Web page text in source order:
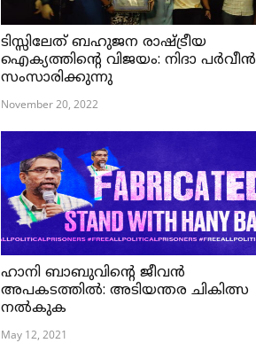
ടിസ്സിലേത് ബഹുജന രാഷ്ട്രീയ
ഐക്യത്തിന്റെ വിജയം: നിദാ പർവീൻ
സംസാരിക്കുന്നു
November 20, 2022
ഹാനി ബാബുവിന്റെ ജീവൻ
അപകടത്തിൽ: അടിയന്തര ചികിത്സ
നൽകുക
May 12, 2021